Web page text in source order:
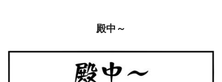
殿中～